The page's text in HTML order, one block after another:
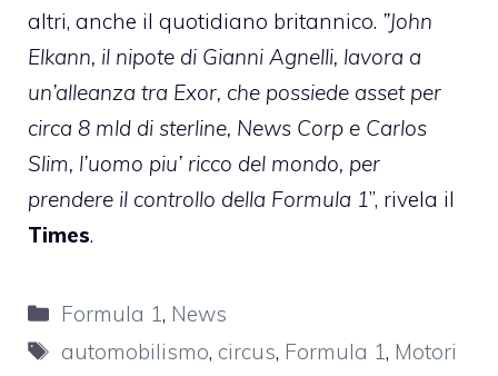
altri, anche il quotidiano britannico. ”John
Elkann, il nipote di Gianni Agnelli, lavora a
un’alleanza tra Exor, che possiede asset per
circa 8 mld di sterline, News Corp e Carlos
Slim, l’uomo piu’ ricco del mondo, per
prendere il controllo della Formula 1”, rivela il
Times.
Categorie
Formula 1, News
Tag
automobilismo, circus, Formula 1, Motori